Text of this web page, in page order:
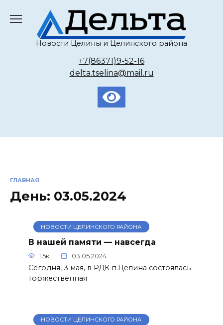
содержанию
Новости Целины и Целинского района
+7(86371)9-52-16
delta.tselina@mail.ru
ГЛАВНАЯ
День: 03.05.2024
НОВОСТИ ЦЕЛИНСКОГО РАЙОНА
В нашей памяти — навсегда
1.5к. 03.05.2024
Сегодня, 3 мая, в РДК п.Целина состоялась
торжественная
НОВОСТИ ЦЕЛИНСКОГО РАЙОНА